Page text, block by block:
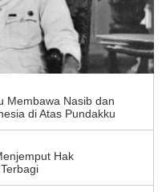
Membawa Nasib dan
di Atas Pundakku
Hak